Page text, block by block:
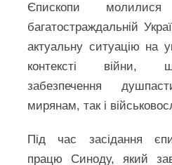
Єпископи
багатостраждальній
актуальну ситуацію на
контексті війни,
забезпечення
мирянам, так і
Під час засідання
працю Синоду, який